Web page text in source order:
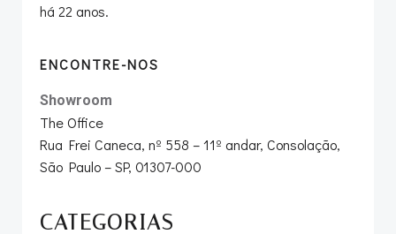
há 22 anos.
ENCONTRE-NOS
Showroom
The Office
Rua Frei Caneca, nº 558 – 11º andar, Consolação,
São Paulo – SP, 01307-000
CATEGORIAS